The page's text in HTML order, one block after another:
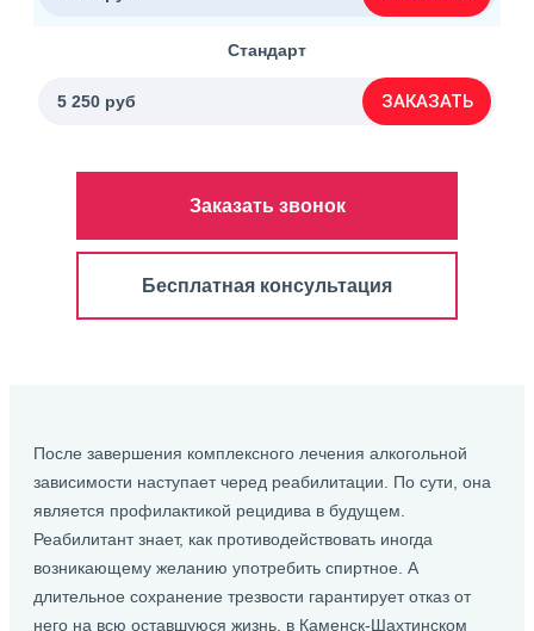
Стандарт
5 250 руб ЗАКАЗАТЬ
Заказать звонок
Бесплатная консультация
После завершения комплексного лечения алкогольной
зависимости наступает черед реабилитации. По сути, она
является профилактикой рецидива в будущем.
Реабилитант знает, как противодействовать иногда
возникающему желанию употребить спиртное. А
длительное сохранение трезвости гарантирует отказ от
него на всю оставшуюся жизнь. в Каменск-Шахтинском